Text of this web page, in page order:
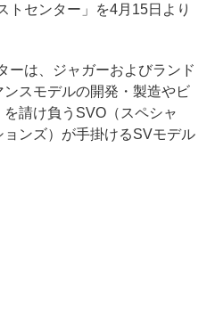
トセンター」を4月15日より
は、ジャガーおよびランド
スモデルの開発・製造やビ
請け負うSVO（スペシャ
ンズ）が手掛けるSVモデル